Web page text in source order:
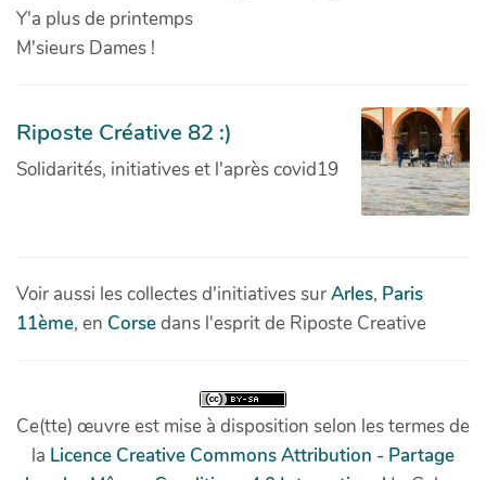
Y'a plus de printemps
M'sieurs Dames !
Riposte Créative 82 :)
Solidarités, initiatives et l'après covid19
Voir aussi les collectes d'initiatives surArles, Paris
11ème, en Corsedans l'esprit de Riposte Creative
Ce(tte) œuvre est mise à disposition selon les termes de
la Licence Creative Commons Attribution - Partage